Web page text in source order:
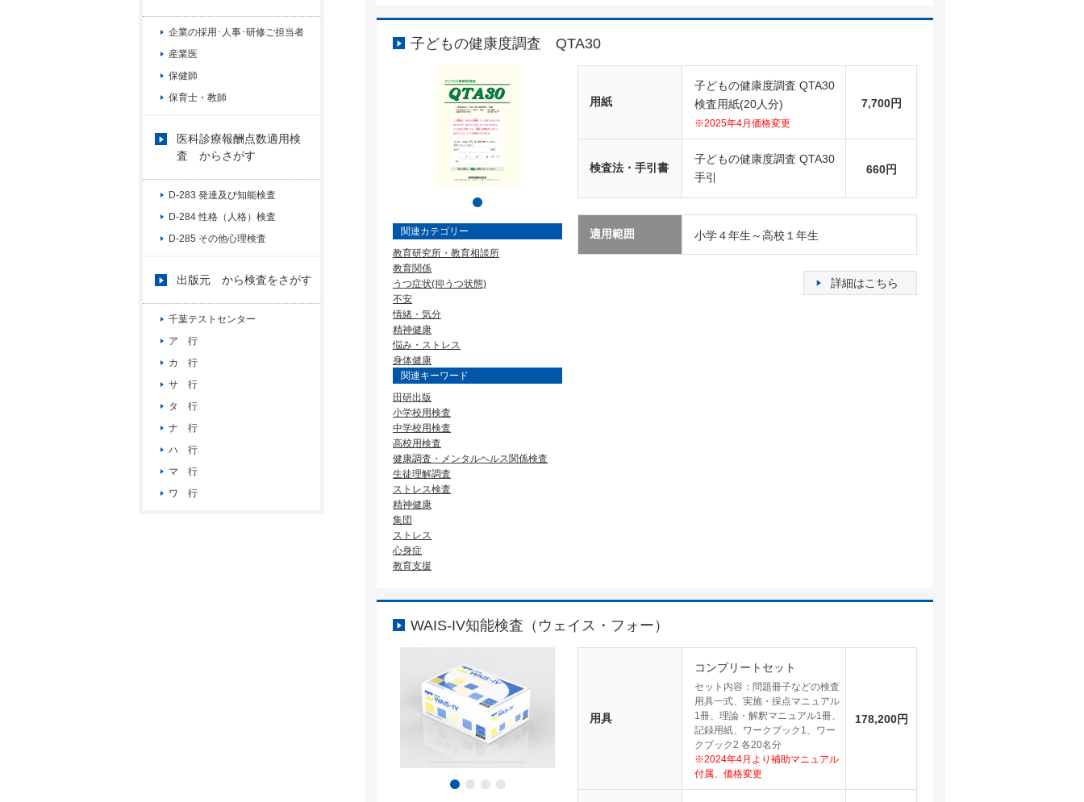
子どもの健康度調査 QTA30
関連カテゴリー
教育研究所・教育相談所
教育関係
うつ症状(抑うつ状態)
不安
情緒・気分
精神健康
悩み・ストレス
身体健康
関連キーワード
田研出版
小学校用検査
中学校用検査
高校用検査
健康調査・メンタルヘルス関係検査
生徒理解調査
ストレス検査
精神健康
集団
ストレス
心身症
教育支援
用紙
子どもの健康度調査 QTA30
検査用紙(20人分)
※2025年4月価格変更
7,700円
検査法・手引書
子どもの健康度調査 QTA30
手引
660円
適用範囲 小学４年生～高校１年生
詳細はこちら
WAIS-IV知能検査（ウェイス・フォー）
用具
コンプリートセット
セット内容：問題冊子などの検査
用具一式、実施・採点マニュアル
1冊、理論・解釈マニュアル1冊、
記録用紙、ワークブック1、ワー
クブック2 各20名分
※2024年4月より補助マニュアル
付属、価格変更
178,200円
企業の採用･人事･研修ご担当者
産業医
保健師
保育士・教師
医科診療報酬点数適用検
査 からさがす
D-283 発達及び知能検査
D-284 性格（人格）検査
D-285 その他心理検査
出版元 から検査をさがす
千葉テストセンター
ア 行
カ 行
サ 行
タ 行
ナ 行
ハ 行
マ 行
ワ 行